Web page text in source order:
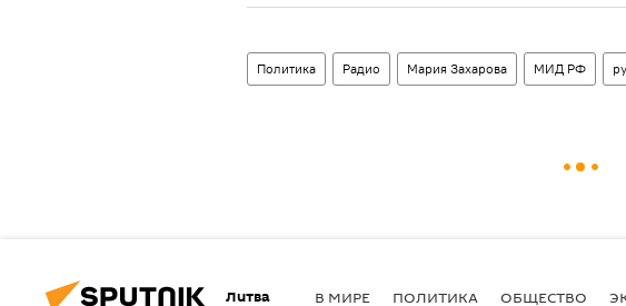
Политика Радио Мария Захарова МИД РФ
Литва В МИРЕ ПОЛИТИКА ОБЩЕСТВО